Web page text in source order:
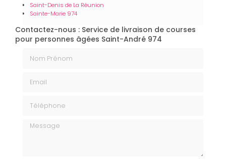
Saint-Denis de La Réunion
Sainte-Marie 974
Contactez-nous : Service de livraison de courses
pour personnes âgées Saint-André 974
Message